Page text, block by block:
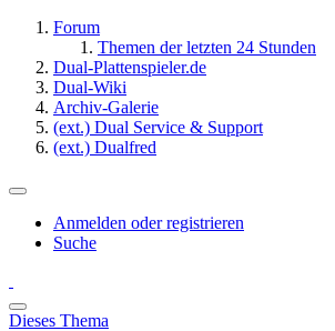
Forum
Themen der letzten 24 Stunden
Dual-Plattenspieler.de
Dual-Wiki
Archiv-Galerie
(ext.) Dual Service & Support
(ext.) Dualfred
Anmelden oder registrieren
Suche
Dieses Thema